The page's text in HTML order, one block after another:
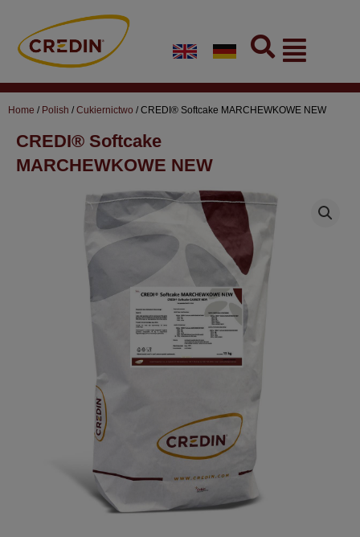
content
Flyout
Menu
Home / Polish /Cukiernictwo / CREDI® Softcake MARCHEWKOWE NEW
CREDI® Softcake
MARCHEWKOWE NEW